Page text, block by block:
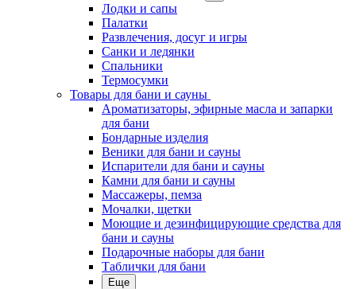
Лодки и сапы
Палатки
Развлечения, досуг и игры
Санки и ледянки
Спальники
Термосумки
Товары для бани и сауны
Ароматизаторы, эфирные масла и запарки
для бани
Бондарные изделия
Веники для бани и сауны
Испарители для бани и сауны
Камни для бани и сауны
Массажеры, пемза
Мочалки, щетки
Моющие и дезинфицирующие средства для
бани и сауны
Подарочные наборы для бани
Таблички для бани
Еще